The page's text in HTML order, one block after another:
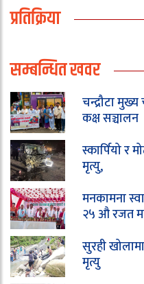
प्रतिक्रिया
सम्बन्धित खवर
चन्द्रौटा
कक्ष सञ्चालन
स्कार्पियो
मृत्यु,
मनकामना
२५ औ रजत
सुरही
मृत्यु